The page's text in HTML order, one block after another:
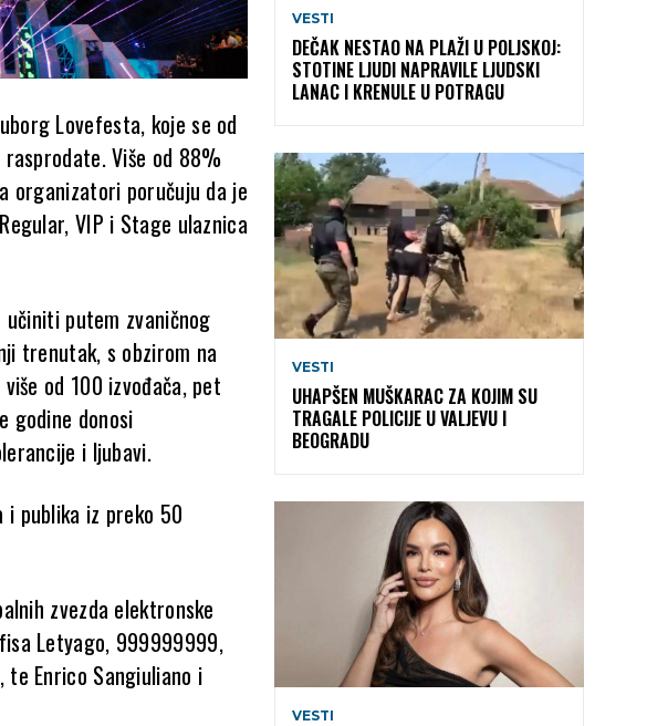
Lovefesta, koje se od
Više od 88%
organizatori poručuju da je
VIP i Stage ulaznica
putem zvaničnog
trenutak, s obzirom na
od 100 izvođača, pet
godine donosi
i ljubavi.
i publika iz preko 50
zvezda elektronske
Letyago, 999999999,
te Enrico Sangiuliano i
VESTI
DEČAK NESTAO NA PLAŽI U POLJSKOJ:
STOTINE LJUDI NAPRAVILE LJUDSKI
LANAC I KRENULE U POTRAGU
VESTI
UHAPŠEN MUŠKARAC ZA KOJIM SU
TRAGALE POLICIJE U VALJEVU I
BEOGRADU
VESTI